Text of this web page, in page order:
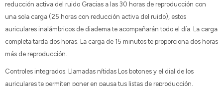
reducción activa del ruido Gracias a las 30 horas de reproducción con
una sola carga (25 horas con reducción activa del ruido), estos
auriculares inalámbricos de diadema te acompañarán todo el día. La carga
completa tarda dos horas. La carga de 15 minutos te proporciona dos horas
más de reproducción.
Controles integrados. Llamadas nítidas Los botones y el dial de los
auriculares te permiten poner en pausa tus listas de reproducción,